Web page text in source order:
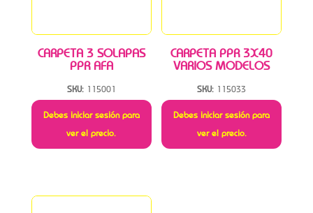
CARPETA 3 SOLAPAS
PPR AFA
SKU: 115001
Debes iniciar sesión para
ver el precio.
CARPETA PPR 3X40
VARIOS MODELOS
SKU: 115033
Debes iniciar sesión para
ver el precio.